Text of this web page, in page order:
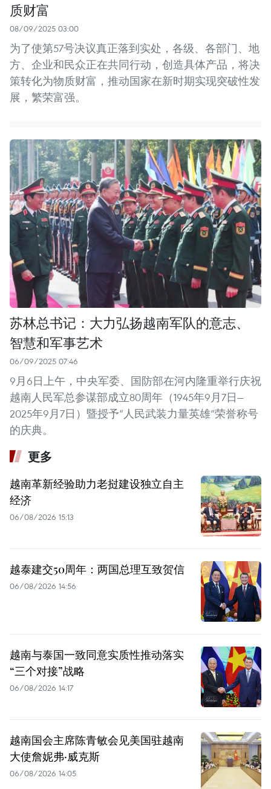
质财富
08/09/2025 03:00
为了使第57号决议真正落到实处，各级、各部门、地
方、企业和民众正在共同行动，创造具体产品，将决
策转化为物质财富，推动国家在新时期实现突破性发
展，繁荣富强。
苏林总书记：大力弘扬越南军队的意志、
智慧和军事艺术
06/09/2025 07:46
9月6日上午，中央军委、国防部在河内隆重举行庆祝
越南人民军总参谋部成立80周年（1945年9月7日—
2025年9月7日）暨授予“人民武装力量英雄”荣誉称号
的庆典。
更多
越南革新经验助力老挝建设独立自主
经济
06/08/2026 15:13
越泰建交50周年：两国总理互致贺信
06/08/2026 14:56
越南与泰国一致同意实质性推动落实
“三个对接”战略
06/08/2026 14:17
越南国会主席陈青敏会见美国驻越南
大使詹妮弗·威克斯
06/08/2026 14:05